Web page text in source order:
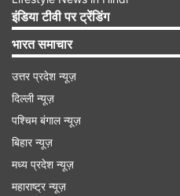
इंडिया टीवी पर ट्रेंडिंग
भारत समाचार
उत्तर प्रदेश न्यूज़
दिल्ली न्यूज़
पश्चिम बंगाल न्यूज़
बिहार न्यूज़
मध्य प्रदेश न्यूज़
महाराष्ट्र न्यूज़